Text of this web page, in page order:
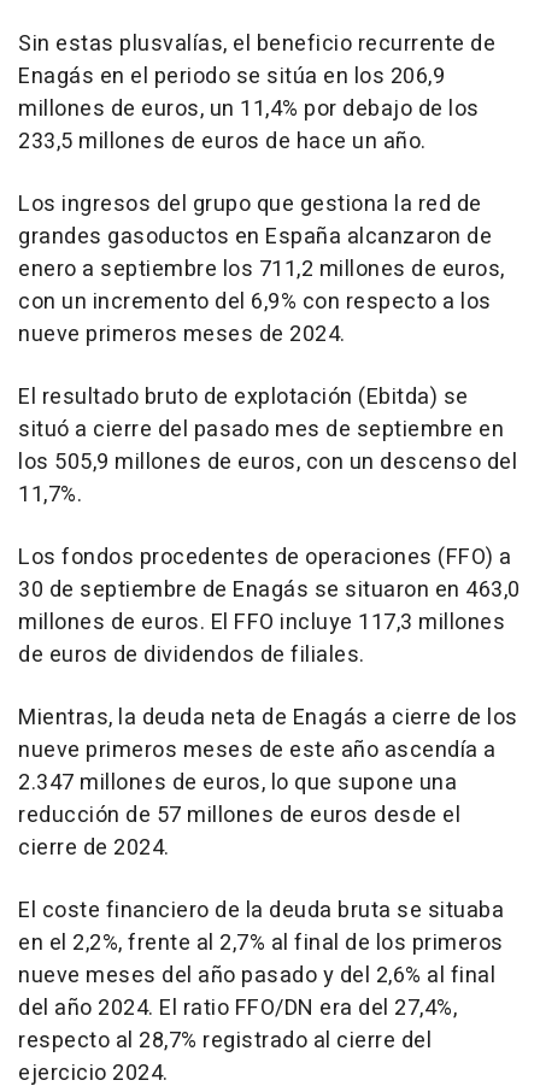
Sin estas plusvalías, el beneficio recurrente de
Enagás en el periodo se sitúa en los 206,9
millones de euros, un 11,4% por debajo de los
233,5 millones de euros de hace un año.
Los ingresos del grupo que gestiona la red de
grandes gasoductos en España alcanzaron de
enero a septiembre los 711,2 millones de euros,
con un incremento del 6,9% con respecto a los
nueve primeros meses de 2024.
El resultado bruto de explotación (Ebitda) se
situó a cierre del pasado mes de septiembre en
los 505,9 millones de euros, con un descenso del
11,7%.
Los fondos procedentes de operaciones (FFO) a
30 de septiembre de Enagás se situaron en 463,0
millones de euros. El FFO incluye 117,3 millones
de euros de dividendos de filiales.
Mientras, la deuda neta de Enagás a cierre de los
nueve primeros meses de este año ascendía a
2.347 millones de euros, lo que supone una
reducción de 57 millones de euros desde el
cierre de 2024.
El coste financiero de la deuda bruta se situaba
en el 2,2%, frente al 2,7% al final de los primeros
nueve meses del año pasado y del 2,6% al final
del año 2024. El ratio FFO/DN era del 27,4%,
respecto al 28,7% registrado al cierre del
ejercicio 2024.